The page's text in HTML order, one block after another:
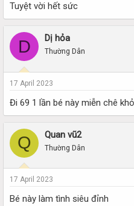
Tuyệt vời hết sức
D Dị hỏa
Thường Dân
17 April 2023
Đi 69 1 lần bé này miễn chê
Q Quan vũ2
Thường Dân
17 April 2023
Bé này làm tình siêu đỉnh